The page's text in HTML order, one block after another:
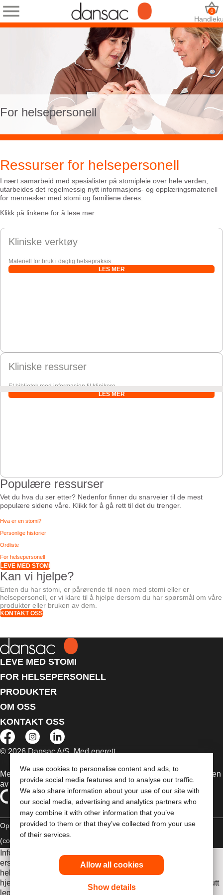
We use cookies to personalise content and ads, to
provide social media features and to analyse our traffic.
We also share information about your use of our site with
our social media, advertising and analytics partners who
may combine it with other information that you’ve
provided to them or that they’ve collected from your use
of their services.
Allow all cookies
Show details
0
For helsepersonell
Ressurser for helsepersonell
I nært samarbeid med spesialister på stomipleie over hele verden,
utarbeides det regelmessig nytt informasjons- og opplæringsmateriell
for mennesker med stomi og familiene deres.
Klikk på linkene for å lese mer.
Kliniske verktøy
Materiell for bruk i daglig helsepraksis.
LES MER
Kliniske ressurser
Et bibliotek med informasjon til klinikere.
LES MER
Populære ressurser
Vet du hva du ser etter? Nedenfor finner du snarveier til de mest
populære sidene våre. Klikk for å gå rett til det du trenger.
Hva er en stomi?
Personlige historier
Ordliste
For helsepersonell
LEVE MED STOMI
Kan vi hjelpe?
Enten du har stomi, er pårørende til noen med stomi eller er
helsepersonell, er vi klare til å hjelpe dersom du har spørsmål om våre
produkter eller bruken av dem.
KONTAKT OSS
LEVE MED STOMI
FOR HELSEPERSONELL
PRODUKTER
OM OSS
KONTAKT OSS
© 2026 Dansac A/S. Med enerett.
Medisinsk utstyr som selges i EU er etter behov merket med en
av følgende symboler
Opphavsrettt Erklæring om overholdelse Informasjonskapsler
(cookies)
Informasjonen her er ikke legehjelp, og er ikke ment som
erstatning for råd fra lege eller annen leverandør av
helsetjenester. Denne informasjonen skal ikke brukes som
hjelp ved behov for akutt legehjelp. Hvis du har behov for akutt
legehjelp, må du straks oppsøke behandling personlig.